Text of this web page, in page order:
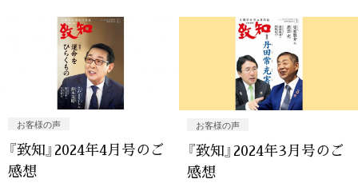
お客様の声
『致知』2024年4月号のご
感想
お客様の声
『致知』2024年3月号のご
感想